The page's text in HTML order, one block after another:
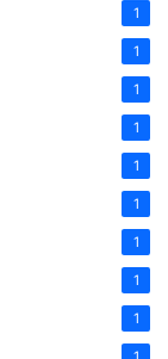
1
1
1
1
1
1
1
1
1